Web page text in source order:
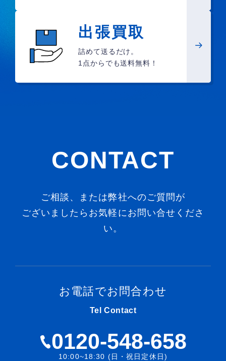
出張買取
詰めて送るだけ。
1点からでも送料無料！
CONTACT
ご相談、または弊社へのご質問が
ございましたらお気軽にお問い合せくださ
い。
お電話でお問合わせ
Tel Contact
0120-548-658
10:00~18:30 (日・祝日定休日)